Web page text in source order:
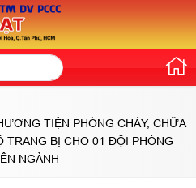
TIỆN PHÒNG CHÁY, CHỮA
TRANG BỊ CHO 01 ĐỘI PHÒNG
NGÀNH